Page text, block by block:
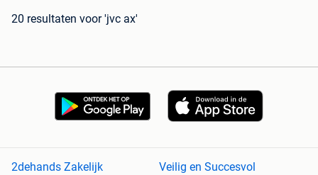
20 resultaten voor 'jvc ax'
2dehands Zakelijk
Veilig en Succesvol